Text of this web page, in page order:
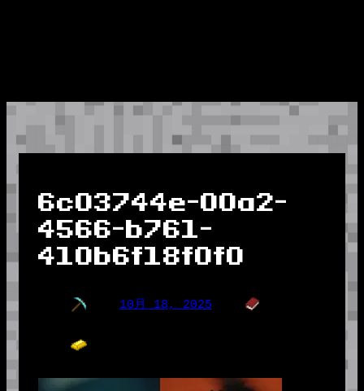
6c03744e-00a2-
4566-b761-
410b6f18f0f0
10月 18, 2025